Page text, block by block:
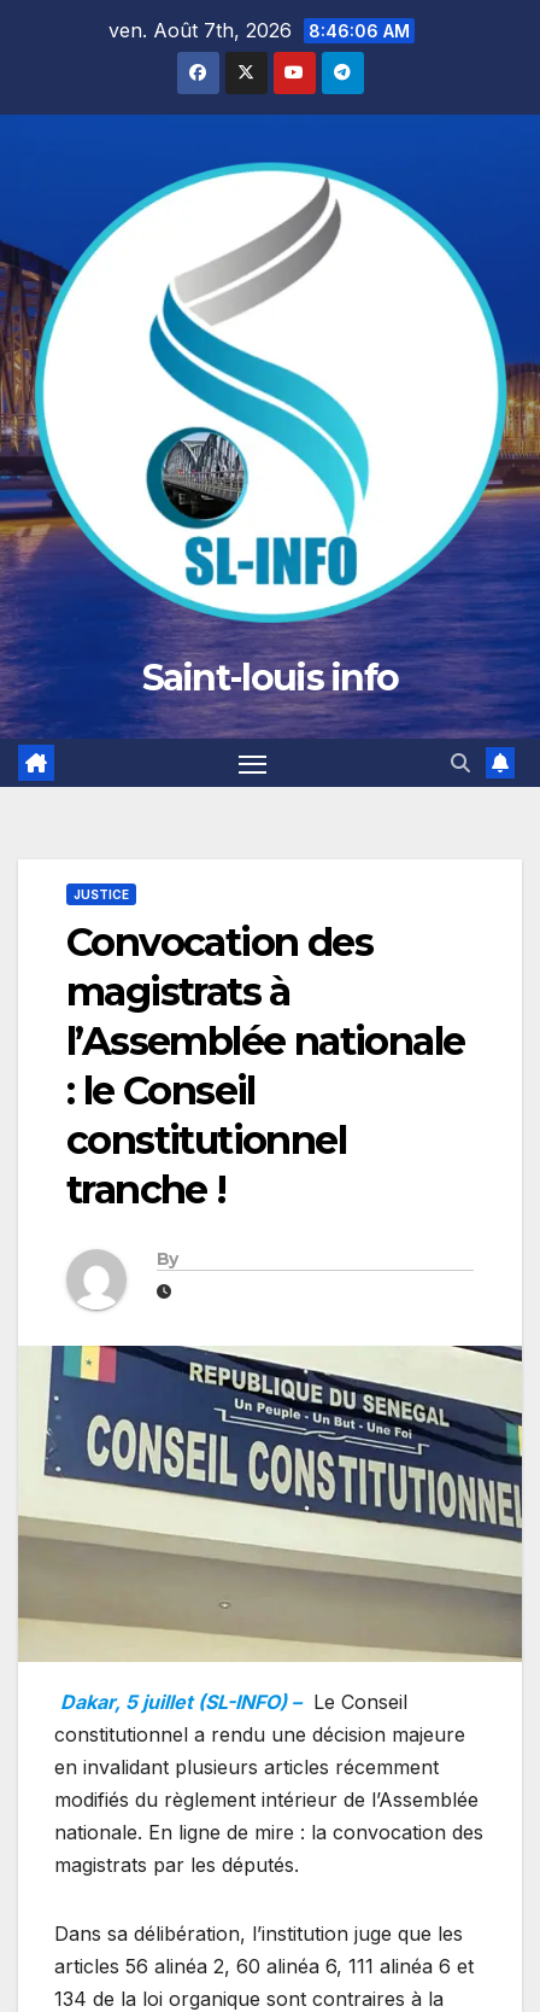
ven. Août 7th, 2026 8:46:07 AM
Saint-louis info
JUSTICE
Convocation des
magistrats à
l’Assemblée nationale
: le Conseil
constitutionnel
tranche !
By
Dakar, 5 juillet (SL-INFO) – Le Conseil
constitutionnel a rendu une décision majeure
en invalidant plusieurs articles récemment
modifiés du règlement intérieur de l’Assemblée
nationale. En ligne de mire : la convocation des
magistrats par les députés.
Dans sa délibération, l’institution juge que les
articles 56 alinéa 2, 60 alinéa 6, 111 alinéa 6 et
134 de la loi organique sont contraires à la